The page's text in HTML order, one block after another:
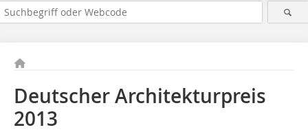
Deutscher Architekturpreis
2013